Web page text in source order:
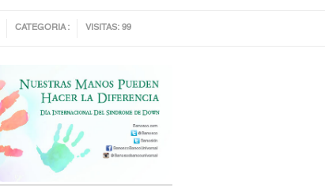
CATEGORIA : VISITAS: 99